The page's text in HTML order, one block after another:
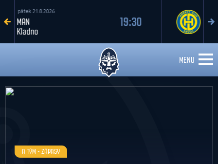
17:30
MENU
A TÝM - ZÁPASY